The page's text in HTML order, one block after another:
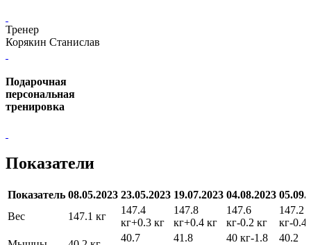
Тренер
Корякин Станислав
Подарочная
персональная
тренировка
Показатели
Показатель 08.05.2023 23.05.2023 19.07.2023 04.08.2023
Вес
147.1 кг
147.4
кг+0.3 кг
147.8
кг+0.4 кг
147.6
кг-0.2 кг
147.2
кг-0.4
40.7
41.8
40 кг-1.8
40.2